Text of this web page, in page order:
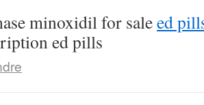
minoxidil for saleed
ed pills